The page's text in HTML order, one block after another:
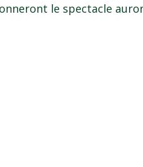
le spectacle